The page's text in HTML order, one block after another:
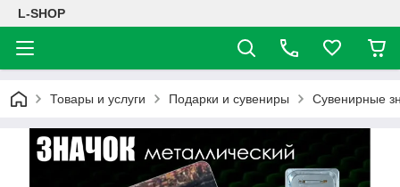
L-SHOP
Товары и услуги Подарки и сувениры Сувенирные